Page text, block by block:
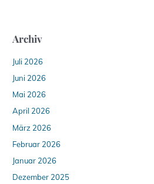
Archiv
Juli 2026
Juni 2026
Mai 2026
April 2026
März 2026
Februar 2026
Januar 2026
Dezember 2025